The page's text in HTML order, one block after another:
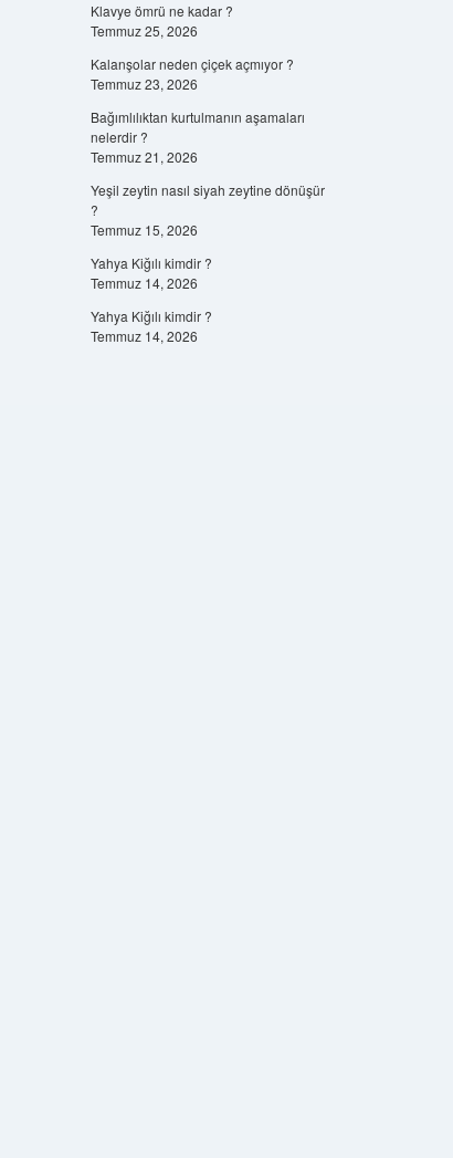
Klavye ömrü ne kadar ?
Temmuz 25, 2026
Kalanşolar neden çiçek açmıyor ?
Temmuz 23, 2026
Bağımlılıktan kurtulmanın aşamaları
nelerdir ?
Temmuz 21, 2026
Yeşil zeytin nasıl siyah zeytine dönüşür
?
Temmuz 15, 2026
Yahya Kiğılı kimdir ?
Temmuz 14, 2026
Yahya Kiğılı kimdir ?
Temmuz 14, 2026